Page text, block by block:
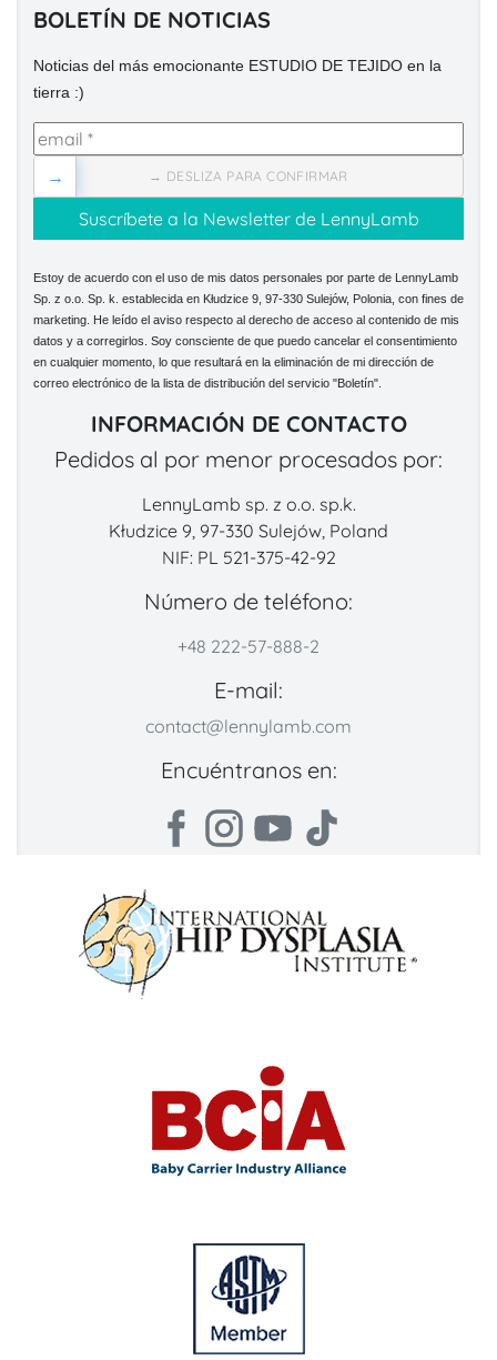
BOLETÍN DE NOTICIAS
Noticias del más emocionante ESTUDIO DE TEJIDO en la
tierra :)
→ DESLIZA PARA CONFIRMAR
→
Estoy de acuerdo con el uso de mis datos personales por parte de LennyLamb
Sp. z o.o. Sp. k. establecida en Kłudzice 9, 97-330 Sulejów, Polonia, con fines de
marketing. He leído el aviso respecto al derecho de acceso al contenido de mis
datos y a corregirlos. Soy consciente de que puedo cancelar el consentimiento
en cualquier momento, lo que resultará en la eliminación de mi dirección de
correo electrónico de la lista de distribución del servicio "Boletín".
INFORMACIÓN DE CONTACTO
Pedidos al por menor procesados por:
LennyLamb sp. z o.o. sp.k.
Kłudzice 9, 97-330 Sulejów, Poland
NIF: PL 521-375-42-92
Número de teléfono:
+48 222-57-888-2
E-mail:
contact@lennylamb.com
Encuéntranos en: